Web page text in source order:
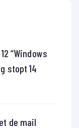
“Windows
stopt 14
de mail